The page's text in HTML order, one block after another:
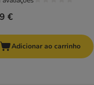
€
Adicionar ao carrinho